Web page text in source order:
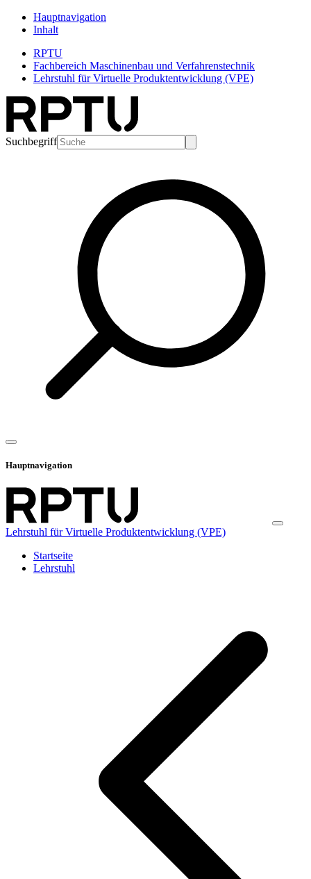
Hauptnavigation
Inhalt
RPTU
Fachbereich Maschinenbau und Verfahrenstechnik
Lehrstuhl für Virtuelle Produktentwicklung (VPE)
Suchbegriff
Hauptnavigation
Lehrstuhl für Virtuelle Produktentwicklung (VPE)
Startseite
Lehrstuhl